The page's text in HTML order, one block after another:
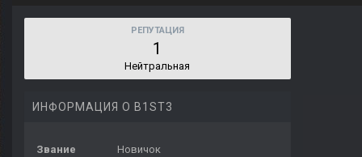
РЕПУТАЦИЯ
1
Нейтральная
ИНФОРМАЦИЯ О B1ST3
Звание Новичок